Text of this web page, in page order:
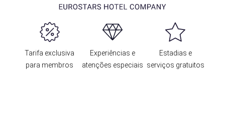
Tarifa exclusiva
para membros
Experiências e
atenções especiais
Estadias e
serviços gratuitos